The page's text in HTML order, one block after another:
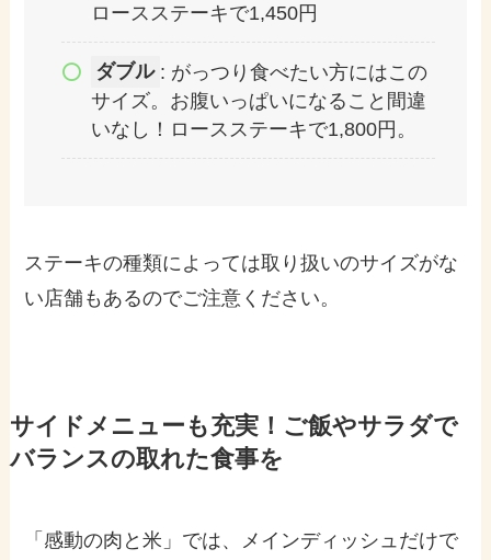
ロースステーキで1,450円
ダブル : がっつり食べたい方にはこの
サイズ。お腹いっぱいになること間違
いなし！ロースステーキで1,800円。
ステーキの種類によっては取り扱いのサイズがな
い店舗もあるのでご注意ください。
サイドメニューも充実！ご飯やサラダで
バランスの取れた食事を
「感動の肉と米」では、メインディッシュだけで